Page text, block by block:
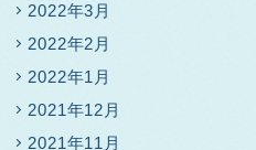
2022年3月
2022年2月
2022年1月
2021年12月
2021年11月